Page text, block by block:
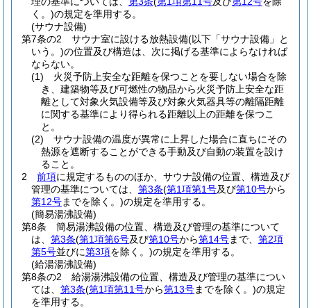
く。)の規定を準用する。
(サウナ設備)
第7条の2
サウナ室に設ける放熱設備(以下「サウナ設備」と
いう。)の位置及び構造は、次に掲げる基準によらなければ
ならない。
(1)
火災予防上安全な距離を保つことを要しない場合を除
き、建築物等及び可燃性の物品から火災予防上安全な距
離として対象火気設備等及び対象火気器具等の離隔距離
に関する基準により得られる距離以上の距離を保つこ
と。
(2)
サウナ設備の温度が異常に上昇した場合に直ちにその
熱源を遮断することができる手動及び自動の装置を設け
ること。
2
前項に規定するもののほか、サウナ設備の位置、構造及び
管理の基準については、 第3条(第1項第1号及び第10号から
第12号までを除く。)の規定を準用する。
(簡易湯沸設備)
第8条
簡易湯沸設備の位置、構造及び管理の基準について
は、 第3条(第1項第6号及び第10号から第14号まで、 第2項
第5号並びに第3項を除く。)の規定を準用する。
(給湯湯沸設備)
第8条の2
給湯湯沸設備の位置、構造及び管理の基準につい
ては、 第3条(第1項第11号から第13号までを除く。)の規定
を準用する。